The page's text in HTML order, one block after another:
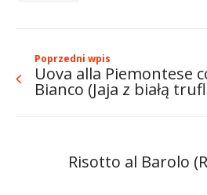
Poprzedni wpis
Uova alla Piemontese
Bianco (Jaja z białą
Risotto al Barolo